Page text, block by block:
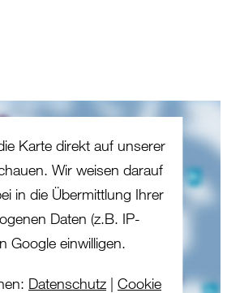
Karte direkt auf unserer
Wir weisen darauf
in die Übermittlung Ihrer
Daten (z.B. IP-
Google einwilligen.
Datenschutz| Cookie